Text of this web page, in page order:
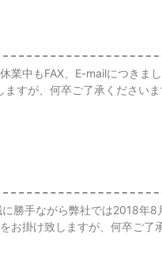
業中もFAX、E-mailにつきま
すが、何卒ご了承くださいま
勝手ながら弊社では2018年8
お掛け致しますが、何卒ご了